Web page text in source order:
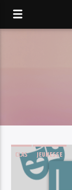
CLAS JEUNESSE